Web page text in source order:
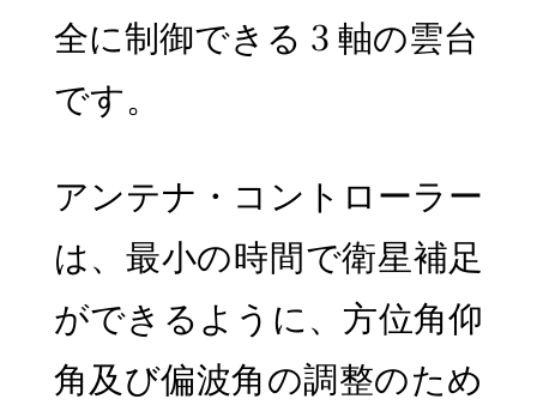
全に制御できる 3 軸の雲台
です。
アンテナ・コントローラー
は、最小の時間で衛星補足
ができるように、方位角仰
角及び偏波角の調整のため